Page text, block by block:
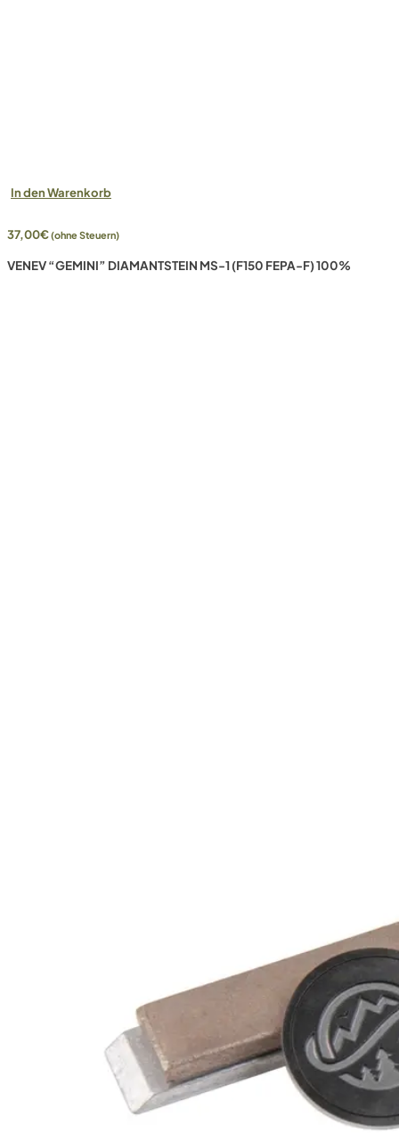
In den Warenkorb
37,00€(ohne Steuern)
VENEV “GEMINI” DIAMANTSTEIN MS-1 (F150 FEPA-F) 100%